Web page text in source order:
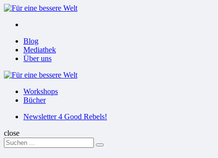
Menu
Menu
Blog
Mediathek
Über uns
Für
Workshops
Bücher
SuchenNewsletter 4 Good Rebels!
close
Search
for:
Suchen